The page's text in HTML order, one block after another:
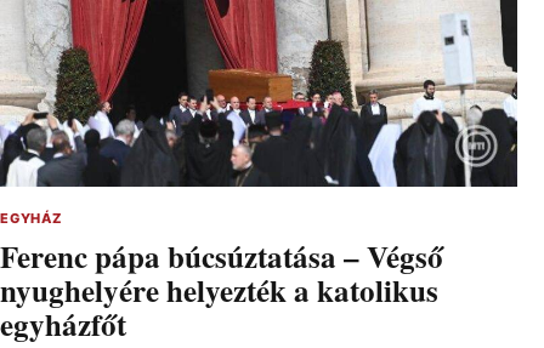
EGYHÁZ
Ferenc pápa búcsúztatása – Végső
nyughelyére helyezték a katolikus
egyházfőt